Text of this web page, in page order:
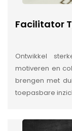
Facilitator
Ontwikkel
motiveren en
brengen met
toepasbare